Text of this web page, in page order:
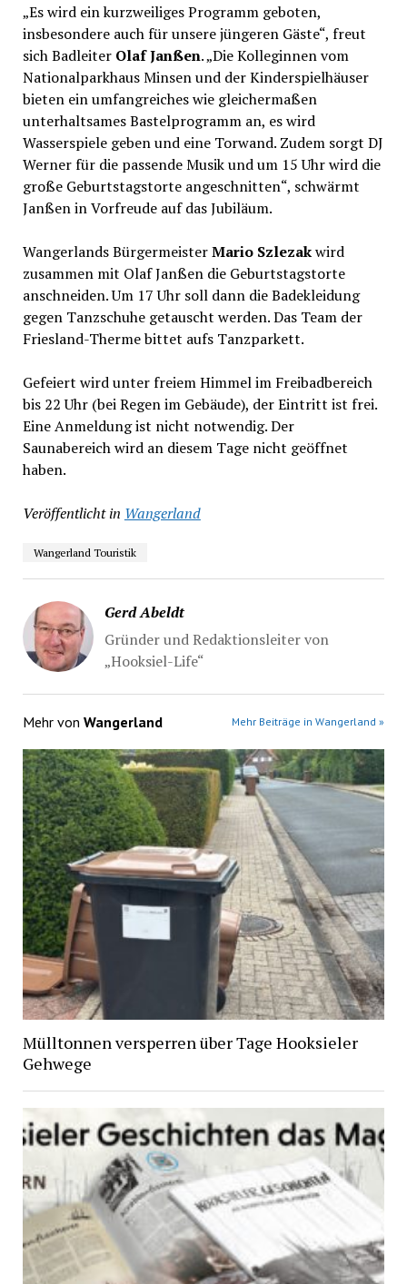
„Es wird ein kurzweiliges Programm geboten,
insbesondere auch für unsere jüngeren Gäste“, freut
sich Badleiter Olaf Janßen. „Die Kolleginnen vom
Nationalparkhaus Minsen und der Kinderspielhäuser
bieten ein umfangreiches wie gleichermaßen
unterhaltsames Bastelprogramm an, es wird
Wasserspiele geben und eine Torwand. Zudem sorgt DJ
Werner für die passende Musik und um 15 Uhr wird die
große Geburtstagstorte angeschnitten“, schwärmt
Janßen in Vorfreude auf das Jubiläum.
Wangerlands BürgermeisterMario Szlezakwird
zusammen mit Olaf Janßen die Geburtstagstorte
anschneiden. Um 17 Uhr soll dann die Badekleidung
gegen Tanzschuhe getauscht werden. Das Team der
Friesland-Therme bittet aufs Tanzparkett.
Gefeiert wird unter freiem Himmel im Freibadbereich
bis 22 Uhr (bei Regen im Gebäude), der Eintritt ist frei.
Eine Anmeldung ist nicht notwendig. Der
Saunabereich wird an diesem Tage nicht geöffnet
haben.
Veröffentlicht in Wangerland
Wangerland Touristik
Gerd Abeldt
Gründer und Redaktionsleiter von
„Hooksiel-Life“
Mehr von Wangerland Mehr Beiträge in Wangerland »
Mülltonnen versperren über Tage Hooksieler
Gehwege